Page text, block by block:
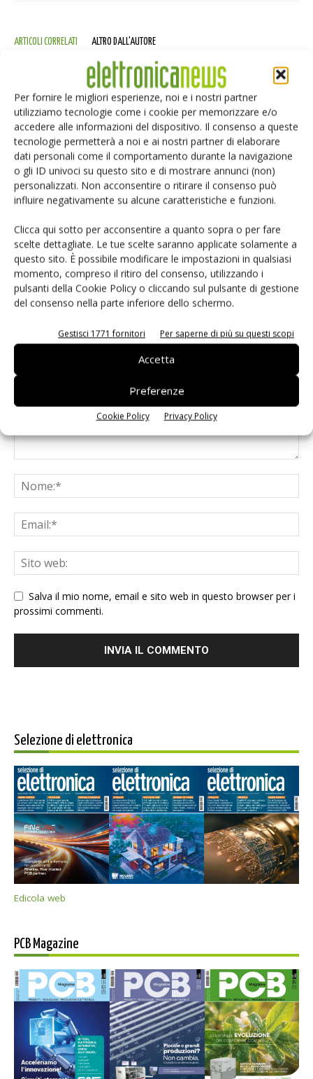
Per fornire le migliori esperienze, noi e i nostri partner
utilizziamo tecnologie come i cookie per memorizzare e/o
accedere alle informazioni del dispositivo. Il consenso a queste
tecnologie permetterà a noi e ai nostri partner di elaborare
dati personali come il comportamento durante la navigazione
o gli ID univoci su questo sito e di mostrare annunci (non)
personalizzati. Non acconsentire o ritirare il consenso può
influire negativamente su alcune caratteristiche e funzioni.
Clicca qui sotto per acconsentire a quanto sopra o per fare
scelte dettagliate. Le tue scelte saranno applicate solamente a
questo sito. È possibile modificare le impostazioni in qualsiasi
momento, compreso il ritiro del consenso, utilizzando i
pulsanti della Cookie Policy o cliccando sul pulsante di gestione
del consenso nella parte inferiore dello schermo.
Gestisci 1771 fornitori Per saperne di più su questi scopi
Accetta
Preferenze
Cookie Policy Privacy Policy
ARTICOLI CORRELATI ALTRO DALL'AUTORE
Assemblaggio: tecnologia press-fit e
dintorni
Stato dell’arte e prospettive future
del conformal coating
New connectors for photovoltaics
Salva il mio nome, email e sito web in questo browser per i
prossimi commenti.
Selezione di elettronica
Edicola web
PCB Magazine